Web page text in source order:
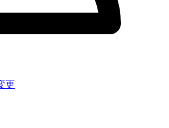
更